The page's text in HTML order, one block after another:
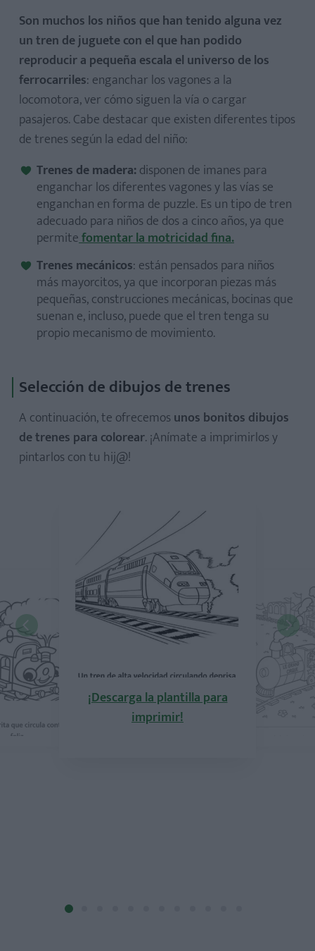
Son muchos los niños que han tenido alguna vez
un tren de juguete con el que han podido
reproducir a pequeña escala el universo de los
ferrocarriles: enganchar los vagones a la
locomotora, ver cómo siguen la vía o cargar
pasajeros. Cabe destacar que existen diferentes tipos
de trenes según la edad del niño:
Trenes de madera:disponen de imanes para
enganchar los diferentes vagones y las vías se
enganchan en forma de puzzle. Es un tipo de tren
adecuado para niños de dos a cinco años, ya que
permitefomentar la motricidad fina.
Trenes mecánicos: están pensados para niños
más mayorcitos, ya que incorporan piezas más
pequeñas, construcciones mecánicas, bocinas que
suenan e, incluso, puede que el tren tenga su
propio mecanismo de movimiento.
Selección de dibujos de trenes
A continuación, te ofrecemos unos bonitos dibujos
de trenes para colorear. ¡Anímate a imprimirlos y
pintarlos con tu hij@!
¡Descarga la plantilla para
imprimir!